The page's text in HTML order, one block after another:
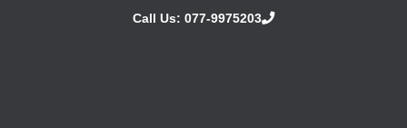
Call Us: 077-9975203